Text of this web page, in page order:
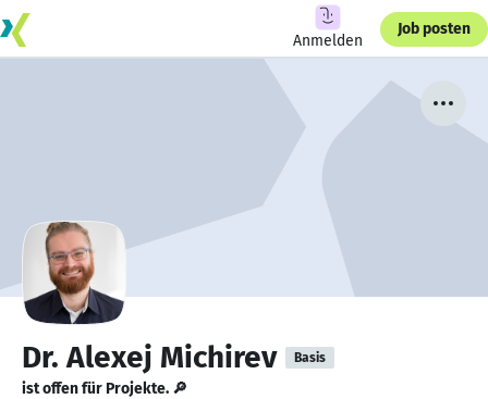
Anmelden
Job posten
Dr. Alexej Michirev Basis
ist offen für Projekte. 🔎